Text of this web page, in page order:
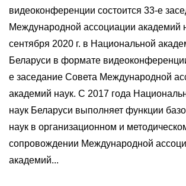
видеоконференции состоится 33-е
Международной ассоциации академий
сентября 2020 г. в Национальной
Беларуси в формате
е заседание Совета Международной
академий наук. C 2017 года
наук Беларуси выполняет функции
наук в организационном и
сопровождении Международной
академий...